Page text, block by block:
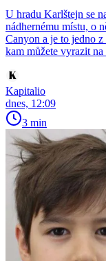
U hradu Karlštejn se
nádhernému místu, o
Canyon a je to jedno
kam můžete vyrazit
Kapitalio
dnes, 12:09
3 min